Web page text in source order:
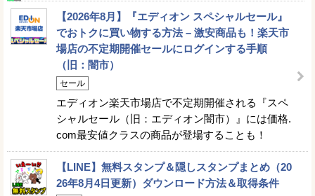
【2026年8月】『エディオン スペシャルセール』
でおトクに買い物する方法 – 激安商品も！楽天市
場店の不定期開催セールにログインする手順
（旧：闇市）
セール
エディオン楽天市場店で不定期開催される『スペ
シャルセール（旧：エディオン闇市）』には価格.
com最安値クラスの商品が登場することも！
【LINE】無料スタンプ＆隠しスタンプまとめ（20
26年8月4日更新）ダウンロード方法＆取得条件